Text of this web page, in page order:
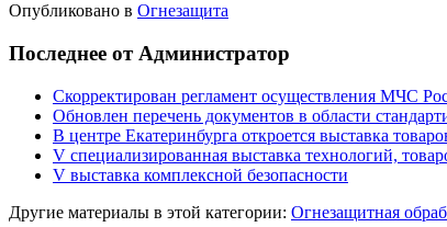
Опубликовано в Огнезащита
Последнее от Администратор
Скорректирован регламент осуществления МЧС
Обновлен перечень документов в области
В центре Екатеринбурга откроется выставка
V специализированная выставка технологий,
V выставка комплексной безопасности
Другие материалы в этой категории: Огнезащитная